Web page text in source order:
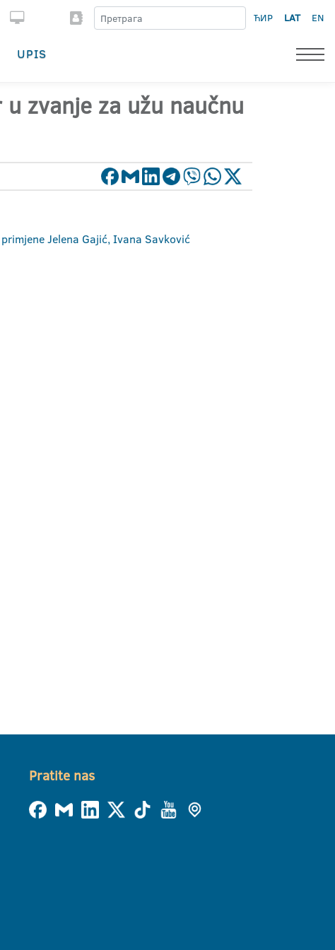
ЋИР LAT EN
UPIS
zvanje za užu naučnu
Jelena Gajić, Ivana Savković
Pratite nas